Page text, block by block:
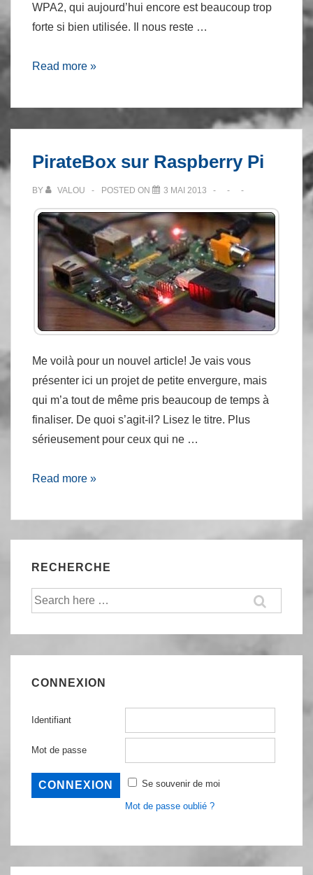
WPA2, qui aujourd’hui encore est beaucoup trop
forte si bien utilisée. Il nous reste …
Cracker
clé
une
faiblesse
et
optimisations
Aircrack
Read more »
PirateBox sur Raspberry Pi
BY VALOU POSTED ON 3 MAI 2013
Me voilà pour un nouvel article! Je vais vous
présenter ici un projet de petite envergure, mais
qui m’a tout de même pris beaucoup de temps à
finaliser. De quoi s’agit-il? Lisez le titre. Plus
sérieusement pour ceux qui ne …
PirateBox
Raspberry
Read more »
RECHERCHE
Recherche
CONNEXION
Identifiant
Mot de passe
Se souvenir de moi
Mot de passe oublié ?